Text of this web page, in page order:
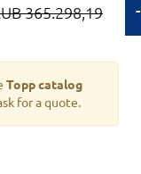
365.298,19
Topp catalog
for a quote.